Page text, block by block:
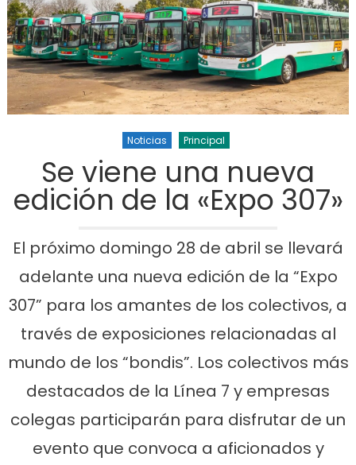
Noticias Principal
Se viene una nueva
edición de la «Expo 307»
El próximo domingo 28 de abril se llevará
adelante una nueva edición de la “Expo
307” para los amantes de los colectivos, a
través de exposiciones relacionadas al
mundo de los “bondis”. Los colectivos más
destacados de la Línea 7 y empresas
colegas participarán para disfrutar de un
evento que convoca a aficionados y